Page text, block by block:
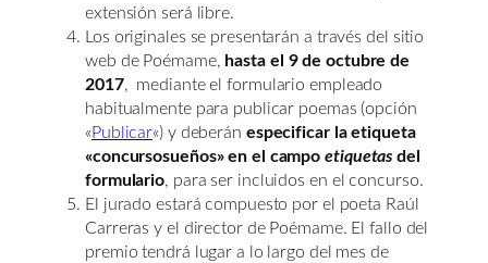
extensión será libre.
Los originales se presentarán a través del sitio
web de Poémame, hasta el 9 de octubre de
2017, mediante el formulario empleado
habitualmente para publicar poemas (opción
«Publicar«) y deberán especificar la etiqueta
«concursosueños» en el campoetiquetas del
formulario, para ser incluidos en el concurso.
El jurado estará compuesto por el poeta Raúl
Carreras y el director de Poémame. El fallo del
premio tendrá lugar a lo largo del mes de